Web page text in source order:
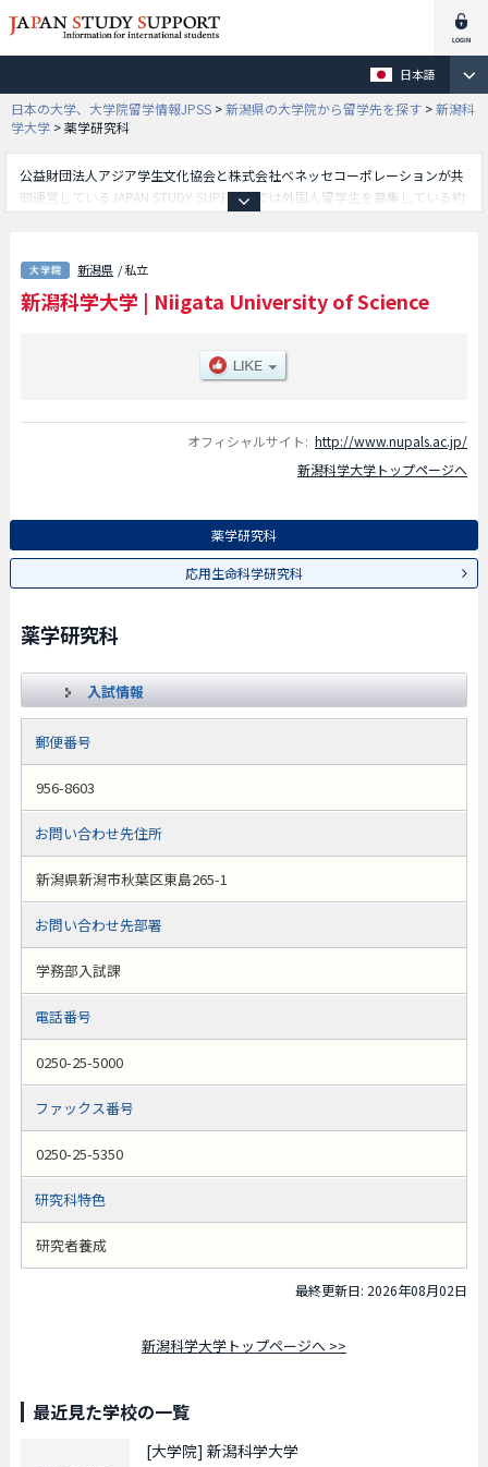
日本語
日本の大学、大学院留学情報JPSS >新潟県の大学院から留学先を探す >新潟科
学大学 >薬学研究科
公益財団法人アジア学生文化協会と株式会社ベネッセコーポレーションが共
同運営しているJAPAN STUDY SUPPORTでは外国人留学生を募集している約
用生命科学研究科等、研究科別情報や、募集定員や合格者数など入試情報、
施設案内、アクセスなど外国人留学生に必要な情報を掲載しているので是非
ご利用ください。
新潟県 / 私立
新潟科学大学 | Niigata University of Science
オフィシャルサイト: http://www.nupals.ac.jp/
新潟科学大学トップページへ
薬学研究科
応用生命科学研究科
薬学研究科
入試情報
郵便番号
956-8603
お問い合わせ先住所
新潟県新潟市秋葉区東島265-1
お問い合わせ先部署
学務部入試課
電話番号
0250-25-5000
ファックス番号
0250-25-5350
研究科特色
研究者養成
最終更新日: 2026年08月02日
新潟科学大学トップページへ >>
最近見た学校の一覧
[大学院] 新潟科学大学